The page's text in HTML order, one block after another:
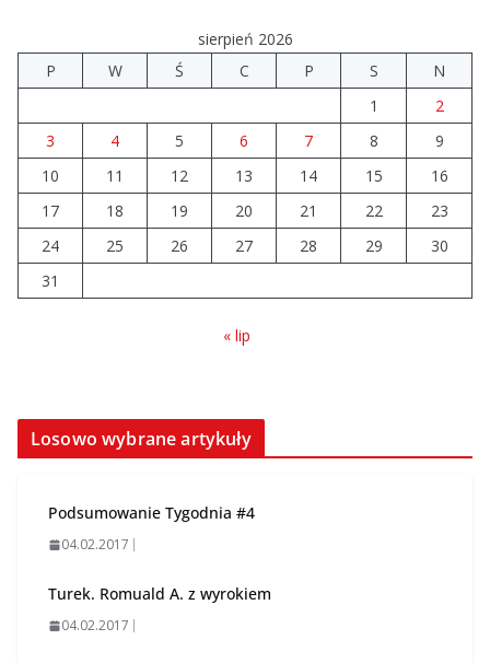
Prawie 20 tys. zł dla dyrektora szpitala. Podwyżka
mimo finansowych problemów
Brylant dla Turku? 255. miejsce
trudno uznać za sukces
07.08.2026
sierpień 2026
P
W Ś C P S
N
1
2
3
4 5 6 7 8
9
10
11 12 13 14 15
16
17
18 19 20 21 22
23
24
25 26 27 28 29
30
31
« lip
Losowo wybrane artykuły
Podsumowanie Tygodnia #4
04.02.2017
Turek. Romuald A. z wyrokiem
04.02.2017